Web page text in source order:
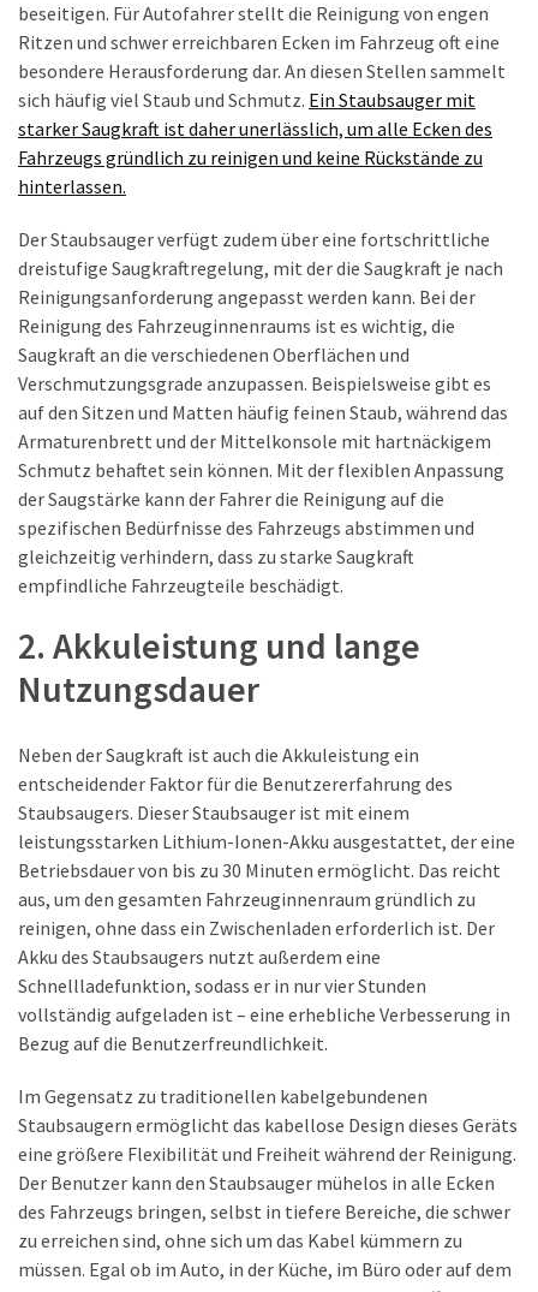
REINIGUNG
PFLEGE
(23)
TIPP
AUTOZUBEHÖR
(48)
AROMA-
DIFFUSOREN
FUR
AUTOS
(11)
SITZBEZÜGE
SITZAUFLAGEN
(9)
MATTEN
TEPPICHE
SCHLÜSSELGEHÄUSE
(7)
AUTO-
SONNENSCHUTZ
(7)
AUTOSITZE
AUTONEWS
(9)
beseitigen. Für Autofahrer stellt die Reinigung von engen
Ritzen und schwer erreichbaren Ecken im Fahrzeug oft eine
besondere Herausforderung dar. An diesen Stellen sammelt
sich häufig viel Staub und Schmutz. Ein Staubsauger mit
starker Saugkraft ist daher unerlässlich, um alle Ecken des
Fahrzeugs gründlich zu reinigen und keine Rückstände zu
hinterlassen.
Der Staubsauger verfügt zudem über eine fortschrittliche
dreistufige Saugkraftregelung, mit der die Saugkraft je nach
Reinigungsanforderung angepasst werden kann. Bei der
Reinigung des Fahrzeuginnenraums ist es wichtig, die
Saugkraft an die verschiedenen Oberflächen und
Verschmutzungsgrade anzupassen. Beispielsweise gibt es
auf den Sitzen und Matten häufig feinen Staub, während das
Armaturenbrett und der Mittelkonsole mit hartnäckigem
Schmutz behaftet sein können. Mit der flexiblen Anpassung
der Saugstärke kann der Fahrer die Reinigung auf die
spezifischen Bedürfnisse des Fahrzeugs abstimmen und
gleichzeitig verhindern, dass zu starke Saugkraft
empfindliche Fahrzeugteile beschädigt.
2. Akkuleistung und lange
Nutzungsdauer
Neben der Saugkraft ist auch die Akkuleistung ein
entscheidender Faktor für die Benutzererfahrung des
Staubsaugers. Dieser Staubsauger ist mit einem
leistungsstarken Lithium-Ionen-Akku ausgestattet, der eine
Betriebsdauer von bis zu 30 Minuten ermöglicht. Das reicht
aus, um den gesamten Fahrzeuginnenraum gründlich zu
reinigen, ohne dass ein Zwischenladen erforderlich ist. Der
Akku des Staubsaugers nutzt außerdem eine
Schnellladefunktion, sodass er in nur vier Stunden
vollständig aufgeladen ist – eine erhebliche Verbesserung in
Bezug auf die Benutzerfreundlichkeit.
Im Gegensatz zu traditionellen kabelgebundenen
Staubsaugern ermöglicht das kabellose Design dieses Geräts
eine größere Flexibilität und Freiheit während der Reinigung.
Der Benutzer kann den Staubsauger mühelos in alle Ecken
des Fahrzeugs bringen, selbst in tiefere Bereiche, die schwer
zu erreichen sind, ohne sich um das Kabel kümmern zu
müssen. Egal ob im Auto, in der Küche, im Büro oder auf dem